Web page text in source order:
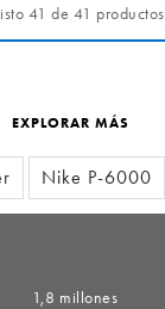
41 de 41 productos
EXPLORAR MÁS
Nike P-6000
1,8 millones